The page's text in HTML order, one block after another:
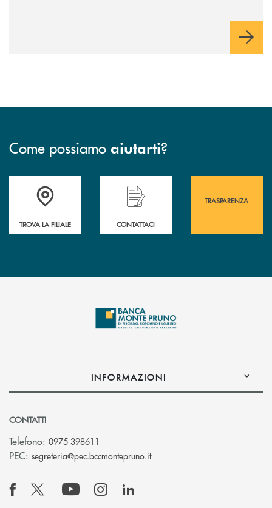
Come possiamo aiutarti?
Accedi all' elenco completo&nbsp; delle&nbsp; filiali&nbsp; di Banca
TROVA LA FILIALE
Hai bisogno di assistenza immediata?
CONTATTACI
TRASPARENZA
INFORMAZIONI
CONTATTI
Telefono: 0975 398611
PEC: segreteria@pec.bccmontepruno.it(si apre l’app di posta